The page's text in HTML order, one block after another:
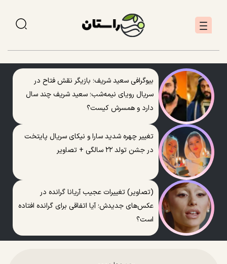
بیوگرافی سعید شریف؛ بازیگر نقش فتاح در
سریال رویای نیمه‌شب؛ سعید شریف چند سال
دارد و همسرش کیست؟
تغییر چهره شدید سارا و نیکای سریال پایتخت
در جشن تولد ۲۲ سالگی + تصاویر
(تصاویر) تغییرات عجیب آریانا گرانده در
عکس‌های جدیدش؛ آیا اتفاقی برای گرانده افتاده
است؟